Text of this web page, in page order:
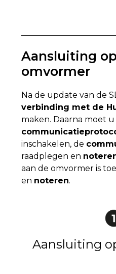
Aansluiting
omvormer
Na de update van de
verbinding met de
maken. Daarna moet u
inschakelen, de
raadplegen en
aan de omvormer is
en noteren.
Aansluiting